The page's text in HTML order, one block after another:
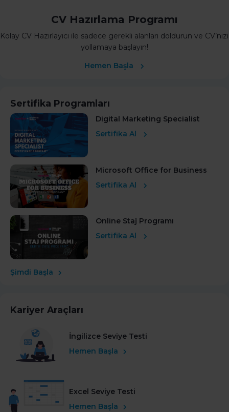
CV Hazırlama Programı
Kolay CV Hazırlayıcı ile sadece gerekli alanları doldurun ve CV’nizi
yollamaya başlayın!
Hemen Başla
Sertifika Programları
Digital Marketing Specialist
Sertifika Al
Microsoft Office for Business
Sertifika Al
Online Staj Programı
Sertifika Al
Şimdi Başla
Kariyer Araçları
İngilizce Seviye Testi
Hemen Başla
Excel Seviye Testi
Hemen Başla